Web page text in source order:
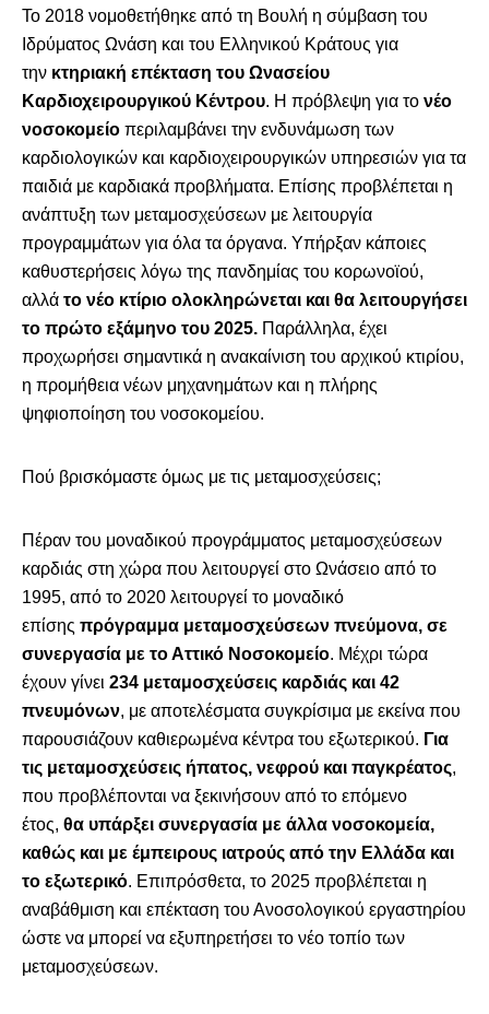
Το 2018 νομοθετήθηκε από τη Βουλή η σύμβαση του
Ιδρύματος Ωνάση και του Ελληνικού Κράτους για
την κτηριακή επέκταση του Ωνασείου
Καρδιοχειρουργικού Κέντρου. Η πρόβλεψη για το νέο
νοσοκομείο περιλαμβάνει την ενδυνάμωση των
καρδιολογικών και καρδιοχειρουργικών υπηρεσιών για τα
παιδιά με καρδιακά προβλήματα. Επίσης προβλέπεται η
ανάπτυξη των μεταμοσχεύσεων με λειτουργία
προγραμμάτων για όλα τα όργανα. Υπήρξαν κάποιες
καθυστερήσεις λόγω της πανδημίας του κορωνοϊού,
αλλά το νέο κτίριο ολοκληρώνεται και θα λειτουργήσει
το πρώτο εξάμηνο του 2025. Παράλληλα, έχει
προχωρήσει σημαντικά η ανακαίνιση του αρχικού κτιρίου,
η προμήθεια νέων μηχανημάτων και η πλήρης
ψηφιοποίηση του νοσοκομείου.
Πού βρισκόμαστε όμως με τις μεταμοσχεύσεις;
Πέραν του μοναδικού προγράμματος μεταμοσχεύσεων
καρδιάς στη χώρα που λειτουργεί στο Ωνάσειο από το
1995, από το 2020 λειτουργεί το μοναδικό
επίσης πρόγραμμα μεταμοσχεύσεων πνεύμονα, σε
συνεργασία με το Αττικό Νοσοκομείο. Μέχρι τώρα
έχουν γίνει 234 μεταμοσχεύσεις καρδιάς και 42
πνευμόνων, με αποτελέσματα συγκρίσιμα με εκείνα που
παρουσιάζουν καθιερωμένα κέντρα του εξωτερικού. Για
τις μεταμοσχεύσεις ήπατος, νεφρού και παγκρέατος,
που προβλέπονται να ξεκινήσουν από το επόμενο
έτος, θα υπάρξει συνεργασία με άλλα νοσοκομεία,
καθώς και με έμπειρους ιατρούς από την Ελλάδα και
το εξωτερικό. Επιπρόσθετα, το 2025 προβλέπεται η
αναβάθμιση και επέκταση του Ανοσολογικού εργαστηρίου
ώστε να μπορεί να εξυπηρετήσει το νέο τοπίο των
μεταμοσχεύσεων.